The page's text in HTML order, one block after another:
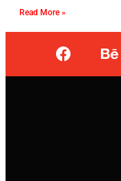
Read More »